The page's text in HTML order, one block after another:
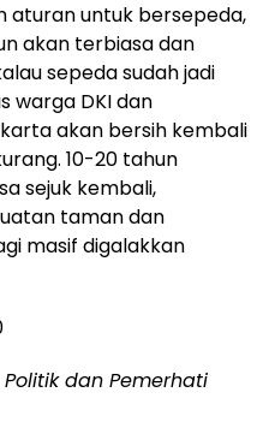
aturan untuk bersepeda,
akan terbiasa dan
sepeda sudah jadi
warga DKI dan
akan bersih kembali
10-20 tahun
sejuk kembali,
taman dan
masif digalakkan
dan Pemerhati